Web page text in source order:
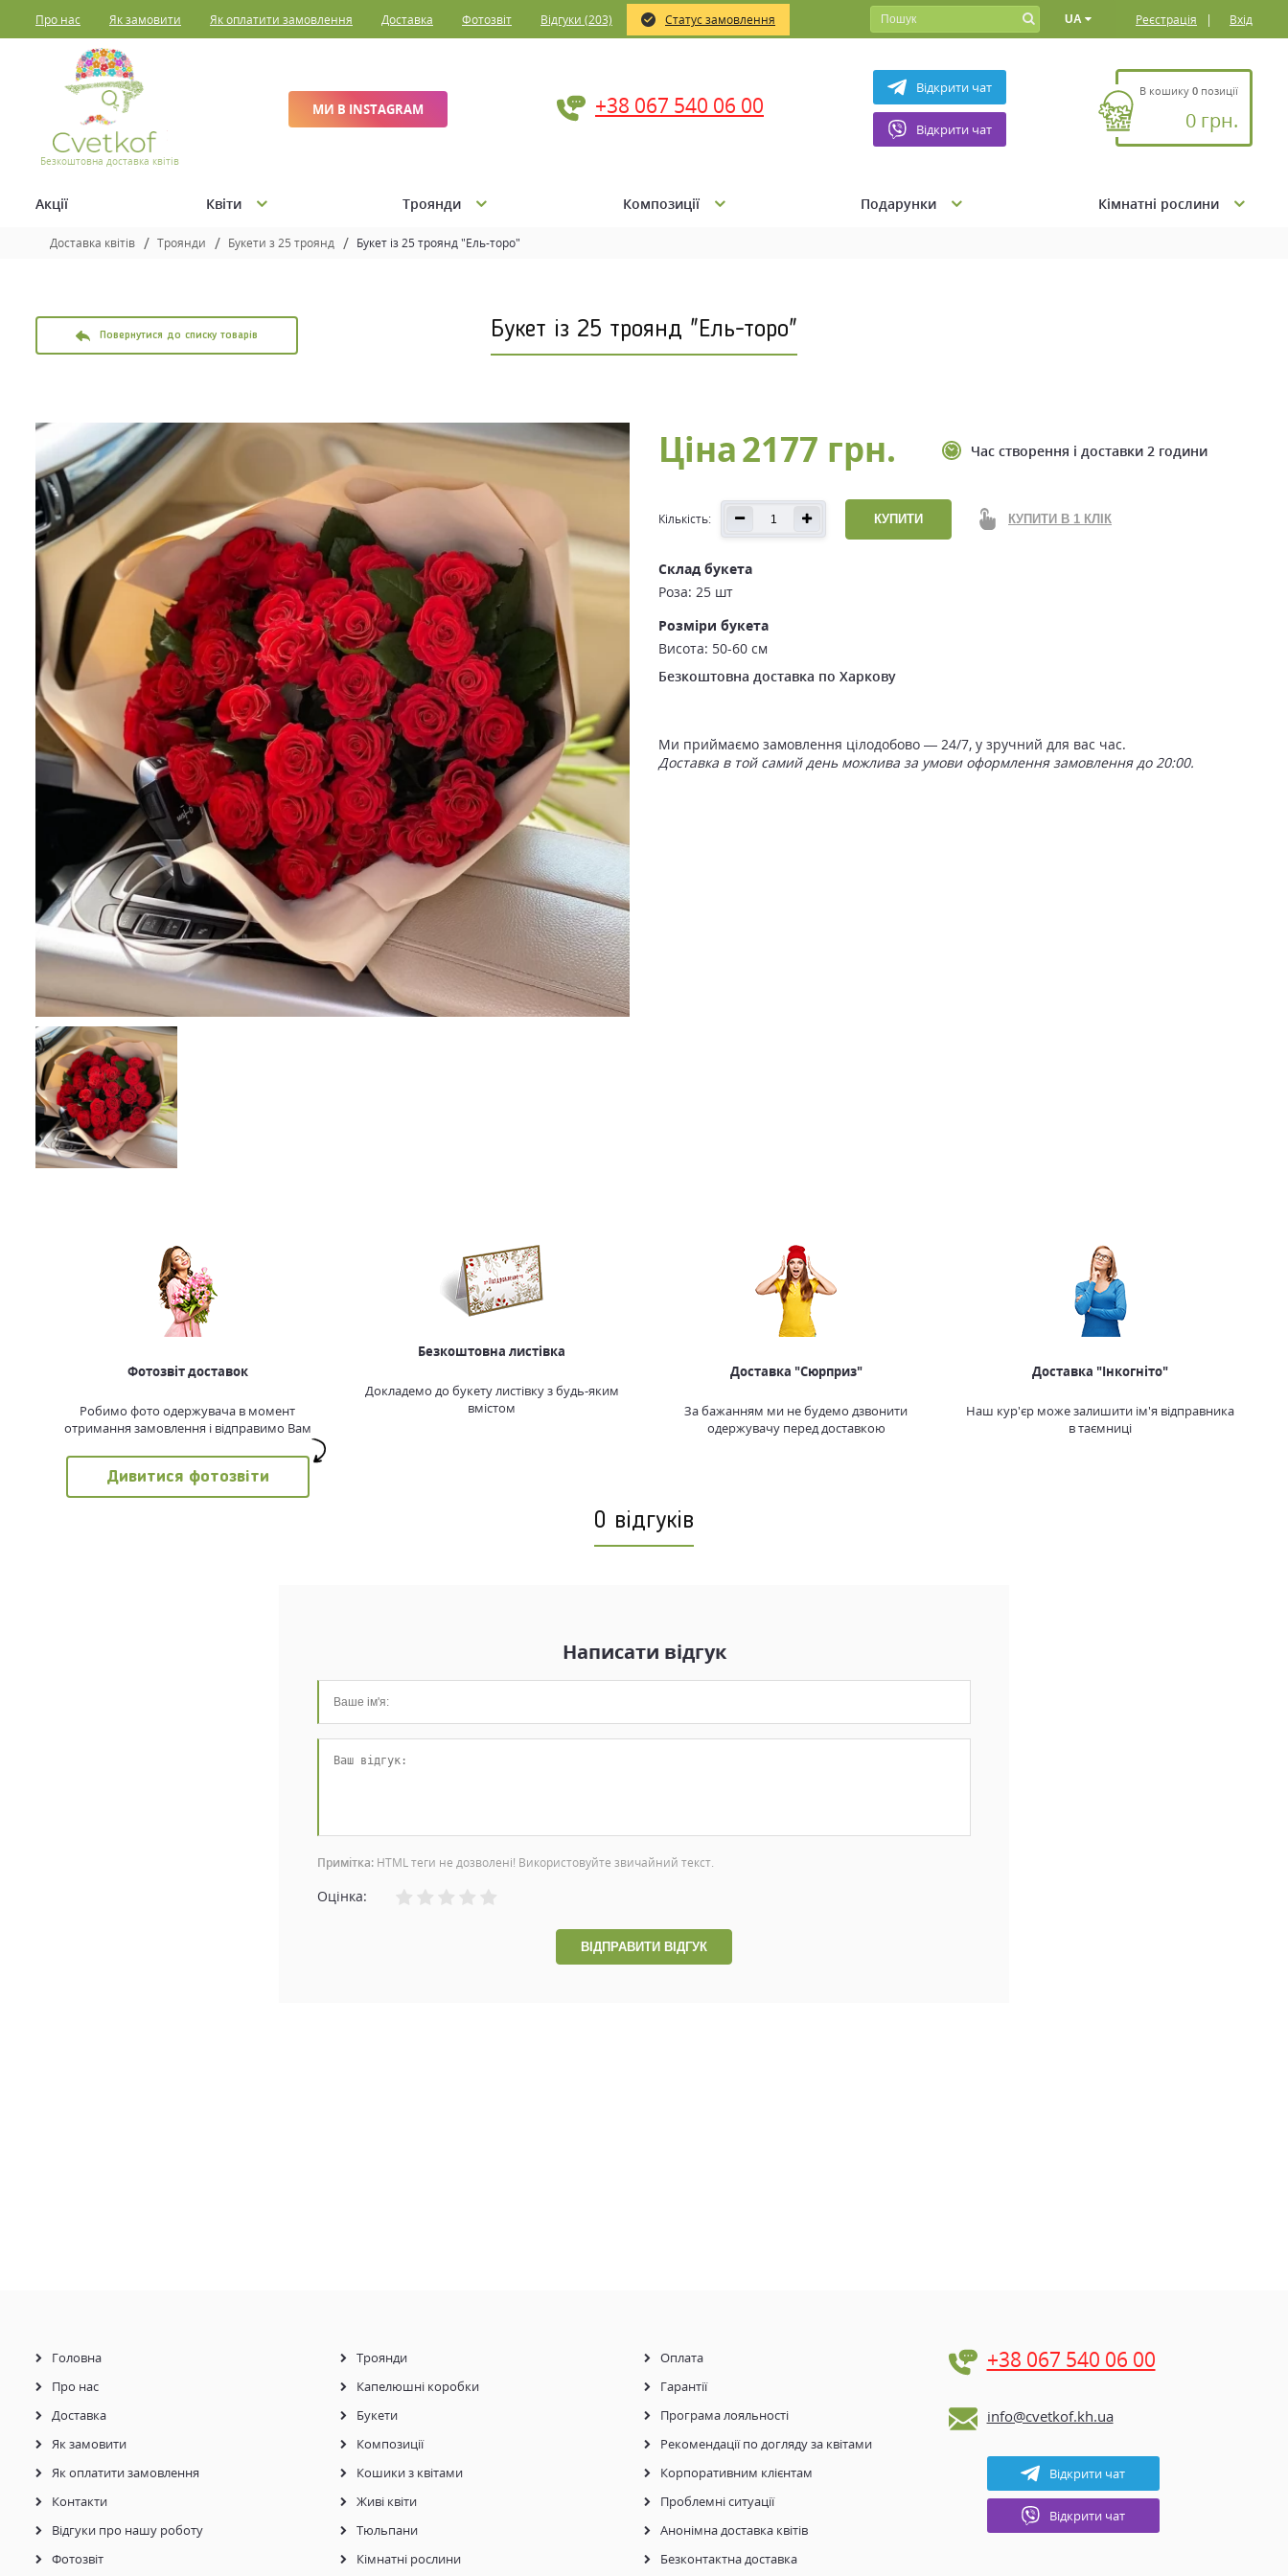
Про нас Як замовити Як оплатити замовлення Доставка Фотозвіт Відгуки (203) Статус замовлення UA Реєстрація | Вхід
Безкоштовна доставка квітів
МИ В INSTAGRAM +38 067 540 06 00
Відкрити чат
Відкрити чат
В кошику 0 позиції
0 грн.
Акції Квіти Троянди Композиції Подарунки Кімнатні рослини
Доставка квітів Троянди Букети з 25 троянд Букет із 25 троянд "Ель-торо"
Повернутися до списку товарів Букет із 25 троянд "Ель-торо"
Ціна2177 грн. Час створення і доставки 2 години
Кількість: КУПИТИ КУПИТИ В 1 КЛІК
Склад букета
Роза: 25 шт
Розміри букета
Висота: 50-60 см
Безкоштовна доставка по Харкову
Ми приймаємо замовлення цілодобово — 24/7, у зручний для вас час.
Доставка в той самий день можлива за умови оформлення замовлення до 20:00.
Фотозвіт доставок
Робимо фото одержувача в момент
отримання замовлення і відправимо Вам
Дивитися фотозвіти
Безкоштовна листівка
Докладемо до букету листівку з будь-яким
вмістом
Доставка "Сюрприз"
За бажанням ми не будемо дзвонити
одержувачу перед доставкою
Доставка "Інкогніто"
Наш кур'єр може залишити ім'я відправника
в таємниці
0 відгуків
Написати відгук
Примітка: HTML теги не дозволені! Використовуйте звичайний текст.
Оцінка:
ВІДПРАВИТИ ВІДГУК
Головна
Про нас
Доставка
Як замовити
Як оплатити замовлення
Контакти
Відгуки про нашу роботу
Фотозвіт
Троянди
Капелюшні коробки
Букети
Композиції
Кошики з квітами
Живі квіти
Тюльпани
Кімнатні рослини
Оплата
Гарантії
Програма лояльності
Рекомендації по догляду за квітами
Корпоративним клієнтам
Проблемні ситуації
Анонімна доставка квітів
Безконтактна доставка
+38 067 540 06 00
info@cvetkof.kh.ua
Відкрити чат
Відкрити чат